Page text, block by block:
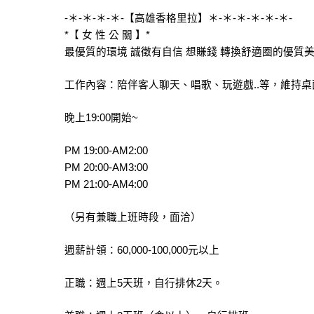
-＊-＊-＊-＊-【高雄香格里拉】＊-＊-＊-＊-＊-＊-
*【 女 性 公 關 】*
最優質的環境 誠徵有自信 想賺錢 轉換舒適圈的優質
工作內容：陪伴客人聊天、唱歌、玩遊戲..等，維持桌
晚上19:00開始~
PM 19:00-AM2:00
PM 20:00-AM3:00
PM 21:00-AM4:00
（另有兼職上班時段，面洽）
週薪計領：60,000-100,000元以上
正職：週上5天班，自行排休2天。